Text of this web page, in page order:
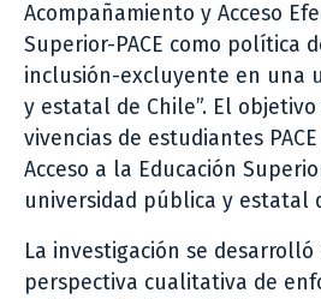
Acompañamiento y Acceso
Superior-PACE como política
inclusión-excluyente en una
y estatal de Chile”. El
vivencias de estudiantes
Acceso a la Educación
universidad pública y estatal
La investigación se
perspectiva cualitativa de